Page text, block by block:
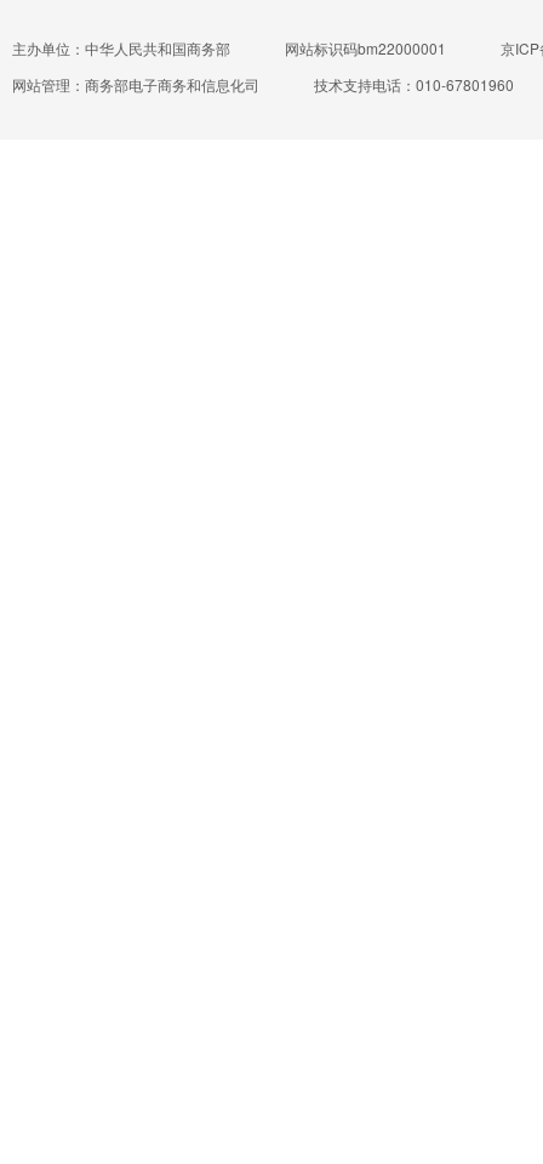
主办单位：中华人民共和国商务部 网站标识码bm22000001
京
网站管理：商务部电子商务和信息化司
技术支持电话：010-67801960